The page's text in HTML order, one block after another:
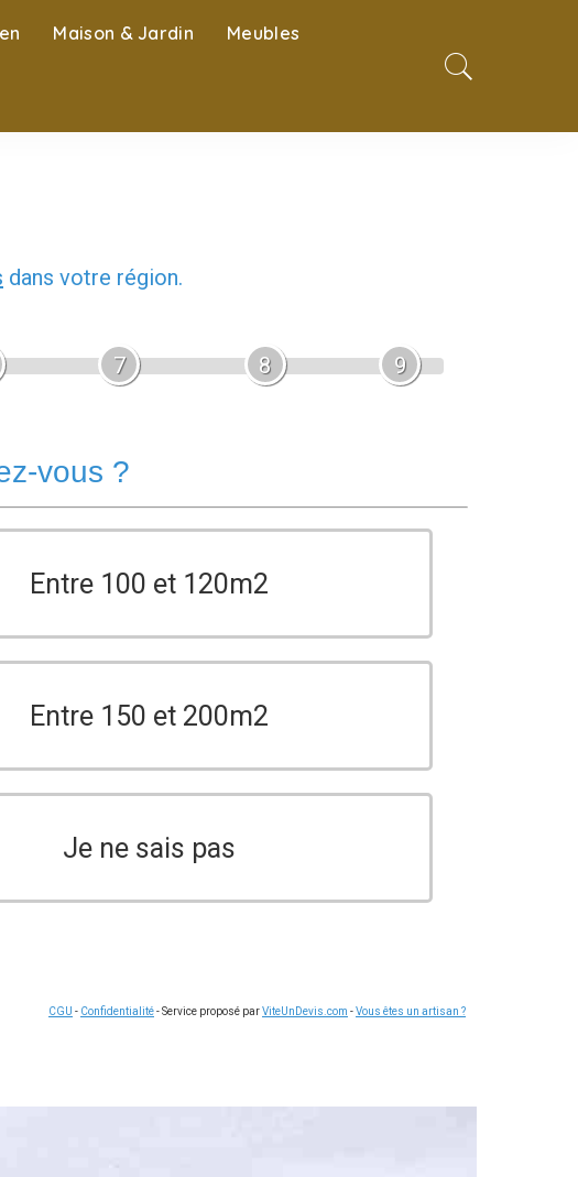
Maison & Jardin Meubles
dans votre région.
7 8 9
vous ?
Entre 100 et 120m2
Entre 150 et 200m2
Je ne sais pas
CGU - Confidentialité- Service proposé parViteUnDevis.com -Vous êtes un artisan ?